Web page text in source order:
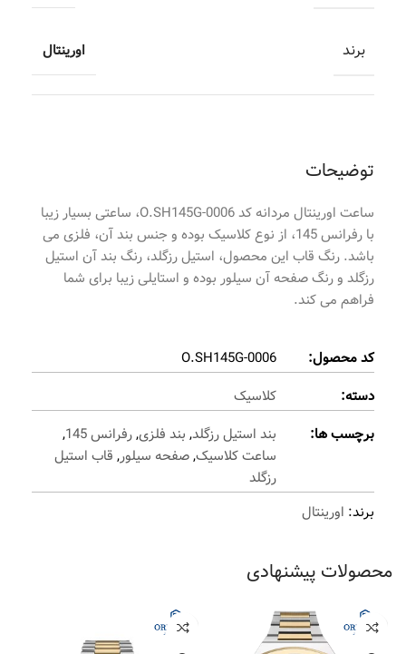
توضیحات
ساعت اورینتال مردانه کد O.SH145G-0006، ساعتی بسیار زیبا
با رفرانس 145، از نوع کلاسیک بوده و جنس بند آن، فلزی می
باشد. رنگ قاب این محصول، استیل رزگلد، رنگ بند آن استیل
رزگلد و رنگ صفحه آن سیلور بوده و استایلی زیبا برای شما
فراهم می کند.
کد محصول:
O.SH145G-0006
دسته:
کلاسیک
برچسب ها:
بند استیل رزگلد, بند فلزی,رفرانس 145
,
ساعت کلاسیک,صفحه سیلور, قاب استیل
رزگلد
برند: اورینتال
برند اورینتال
محصولات پیشنهادی